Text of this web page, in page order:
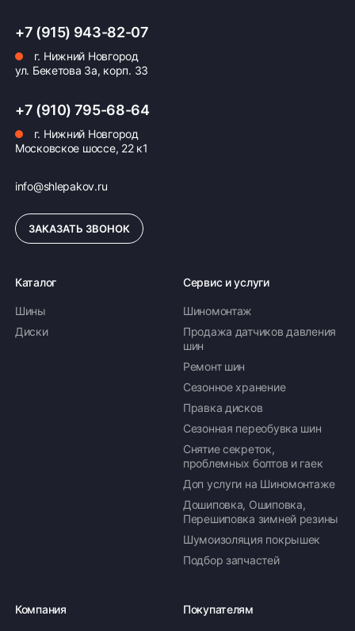
+7 (915) 943-82-07
г. Нижний Новгород
ул. Бекетова 3а, корп. 33
+7 (910) 795-68-64
г. Нижний Новгород
Московское шоссе, 22 к1
info@shlepakov.ru
ЗАКАЗАТЬ ЗВОНОК
Каталог
Шины
Диски
Сервис и услуги
Шиномонтаж
Продажа датчиков давления
шин
Ремонт шин
Сезонное хранение
Правка дисков
Сезонная переобувка шин
Снятие секреток,
проблемных болтов и гаек
Доп услуги на Шиномонтаже
Дошиповка, Ошиповка,
Перешиповка зимней резины
Шумоизоляция покрышек
Подбор запчастей
Компания Покупателям